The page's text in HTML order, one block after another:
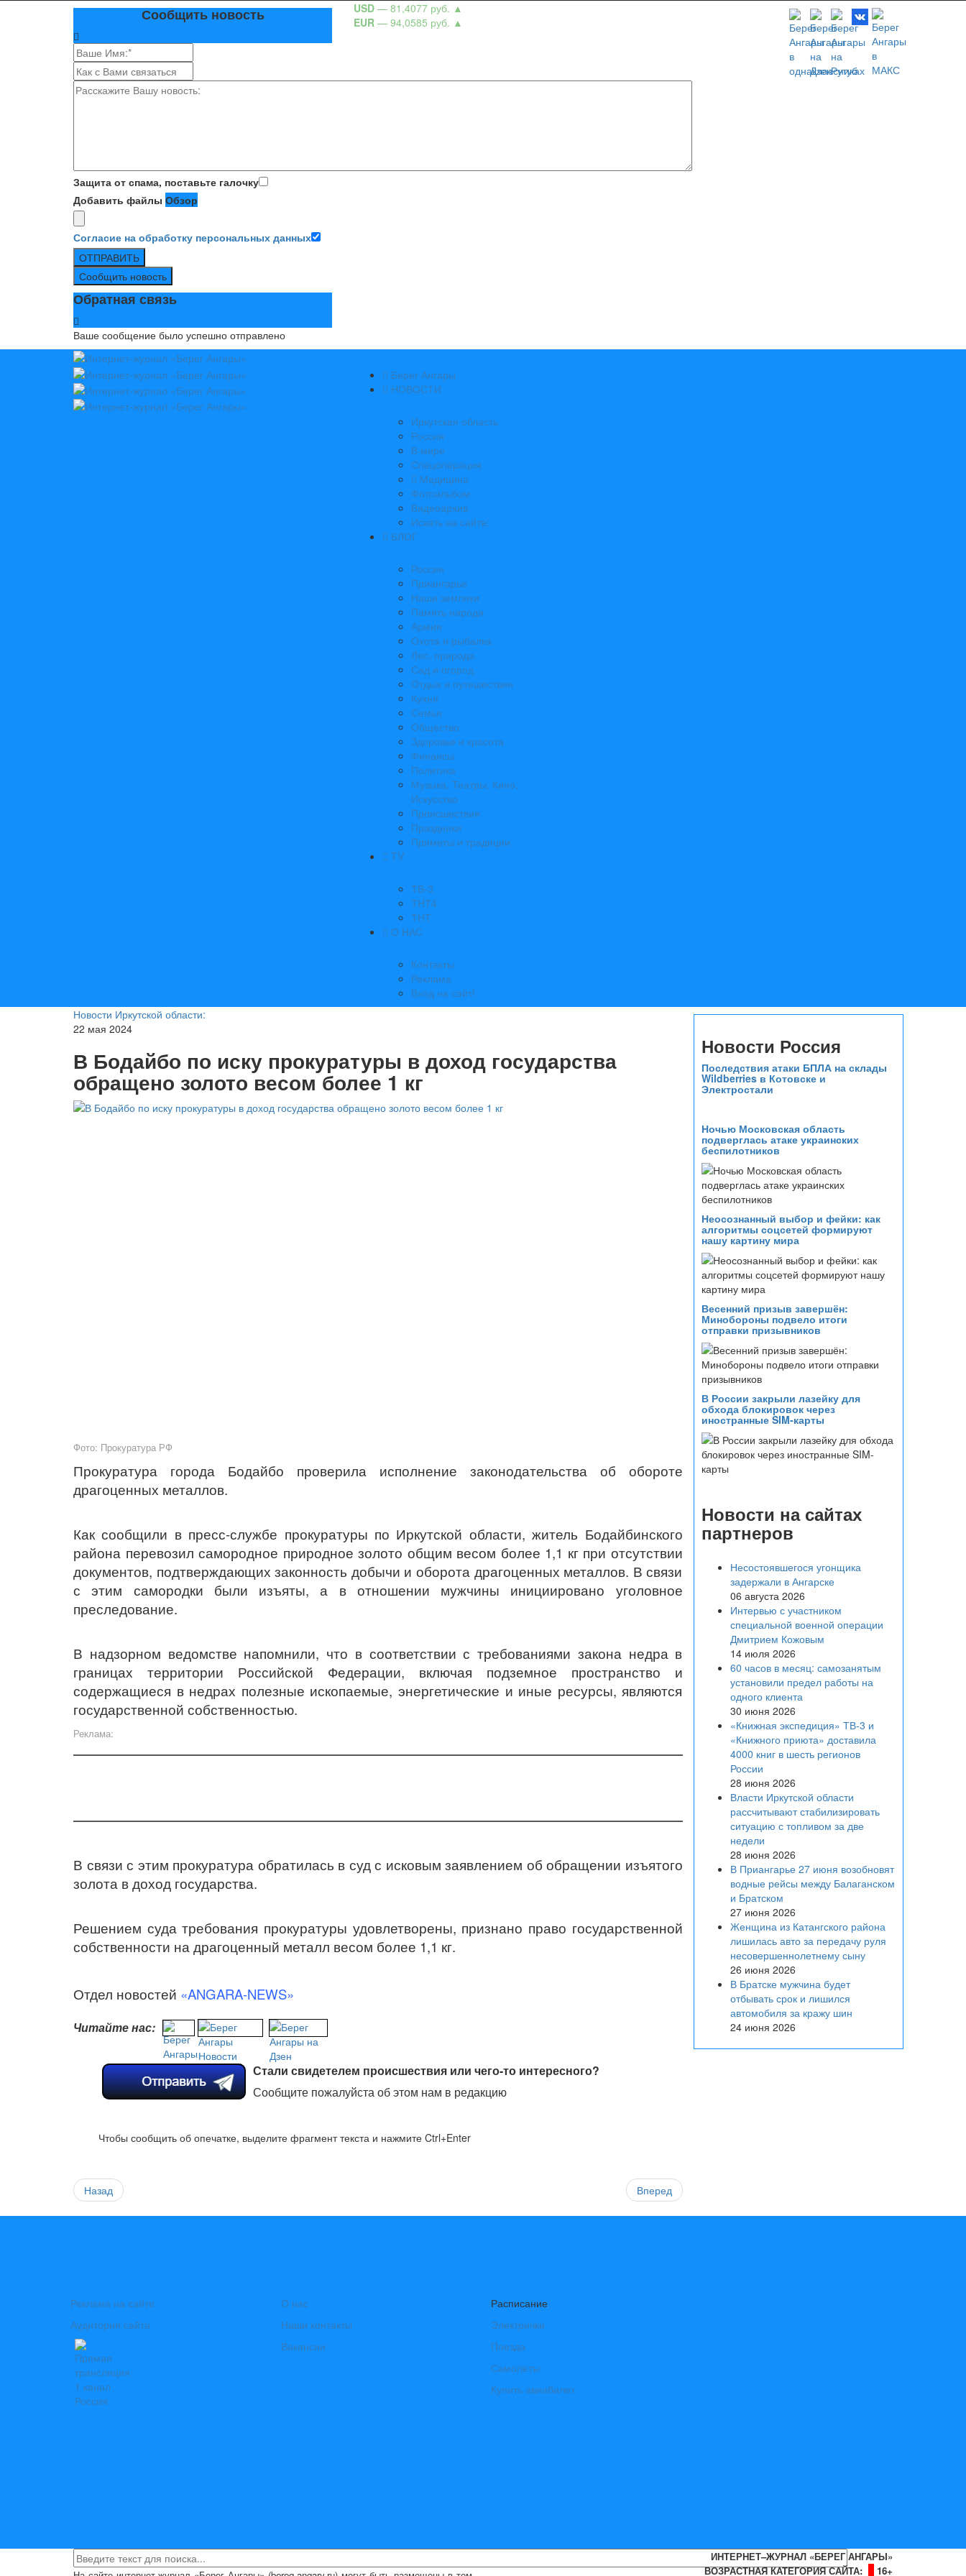
Сообщить новость
Защита от спама, поставьте галочку
Добавить файлы Обзор
Согласие на обработку персональных данных
ОТПРАВИТЬ
Сообщить новость
Обратная связь
Ваше сообщение было успешно отправлено
USD — 81,4077 руб. ▲
EUR — 94,0585 руб. ▲
Берег Ангары
НОВОСТИ
Иркутская область
Россия
В мире
Спецоперация
Медицина
Фотоальбом
Видеоархив
Искать на сайте:
БЛОГ
Россия
Приангарье
Наши земляки
Память народа
Армия
Охота и рыбалка
Лес, природа
Сад и огород
Отдых и путешествия
Кухня
Семья
Общество
Здоровье и красота
Финансы
Политика
Музыка, Театры, Кино,
Искусство
Происшествия
Праздники
Приметы и традиции
TV
ТВ-3
ТНТ4
ТНТ
О НАС
Контакты
Реклама
Вход на сайт!
Новости Иркутской области:
22 мая 2024
В Бодайбо по иску прокуратуры в доход государства
обращено золото весом более 1 кг
Фото: Прокуратура РФ
Прокуратура города Бодайбо проверила исполнение законодательства об обороте
драгоценных металлов.
Как сообщили в пресс-службе прокуратуры по Иркутской области, житель Бодайбинского
района перевозил самородное природное золото общим весом более 1,1 кг при отсутствии
документов, подтверждающих законность добычи и оборота драгоценных металлов. В связи
с этим самородки были изъяты, а в отношении мужчины инициировано уголовное
преследование.
В надзорном ведомстве напомнили, что в соответствии с требованиями закона недра в
границах территории Российской Федерации, включая подземное пространство и
содержащиеся в недрах полезные ископаемые, энергетические и иные ресурсы, являются
государственной собственностью.
Реклама:
В связи с этим прокуратура обратилась в суд с исковым заявлением об обращении изъятого
золота в доход государства.
Решением суда требования прокуратуры удовлетворены, признано право государственной
собственности на драгоценный металл весом более 1,1 кг.
Отдел новостей «ANGARA-NEWS»
Читайте нас:
Стали свидетелем происшествия или чего-то интересного?
Сообщите пожалуйста об этом нам в редакцию
Чтобы сообщить об опечатке, выделите фрагмент текста и нажмите Ctrl+Enter
Назад Вперед
Новости Россия
Последствия атаки БПЛА на склады
Wildberries в Котовске и
Электростали
Ночью Московская область
подверглась атаке украинских
беспилотников
Неосознанный выбор и фейки: как
алгоритмы соцсетей формируют
нашу картину мира
Весенний призыв завершён:
Минобороны подвело итоги
отправки призывников
В России закрыли лазейку для
обхода блокировок через
иностранные SIM-карты
Новости на сайтах
партнеров
Несостоявшегося угонщика
задержали в Ангарске
06 августа 2026
Интервью с участником
специальной военной операции
Дмитрием Кожовым
14 июля 2026
60 часов в месяц: самозанятым
установили предел работы на
одного клиента
30 июня 2026
«Книжная экспедиция» ТВ-3 и
«Книжного приюта» доставила
4000 книг в шесть регионов
России
28 июня 2026
Власти Иркутской области
рассчитывают стабилизировать
ситуацию с топливом за две
недели
28 июня 2026
В Приангарье 27 июня возобновят
водные рейсы между Балаганском
и Братском
27 июня 2026
Женщина из Катангского района
лишилась авто за передачу руля
несовершеннолетнему сыну
26 июня 2026
В Братске мужчина будет
отбывать срок и лишился
автомобиля за кражу шин
24 июня 2026
Реклама на сайте
Аудитория сайта
О нас
Наши контакты
Вакансии
Расписание
Электрички
Поезда
Самолеты
Купить авиабилет
ИНТЕРНЕТ–ЖУРНАЛ «БЕРЕГ АНГАРЫ»
ВОЗРАСТНАЯ КАТЕГОРИЯ САЙТА:
16+